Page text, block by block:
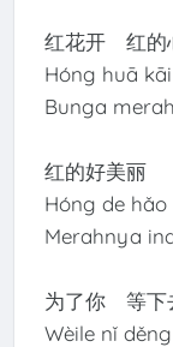
红花开 红
Hóng huā
Bunga
红的好美丽
Hóng de hǎo
Merahnya
为了你 等
Wèile nǐ